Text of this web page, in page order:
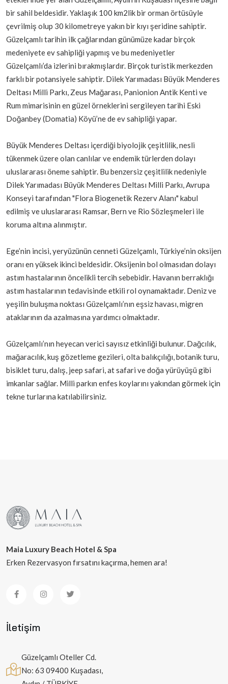
bir sahil beldesidir. Yaklaşık 100 km2lik bir orman örtüsüyle
çevrilmiş olup 30 kilometreye yakın bir kıyı şeridine sahiptir.
Güzelçamlı tarihin ilk çağlarından günümüze kadar birçok
medeniyete ev sahipliği yapmış ve bu medeniyetler
Güzelçamlı’da izlerini bırakmışlardır. Birçok turistik merkezden
farklı bir potansiyele sahiptir. Dilek Yarımadası Büyük Menderes
Deltası Milli Parkı, Zeus Mağarası, Panionion Antik Kenti ve
Rum mimarisinin en güzel örneklerini sergileyen tarihi Eski
Doğanbey (Domatia) Köyü’ne de ev sahipliği yapar.
Büyük Menderes Deltası içerdiği biyolojik çeşitlilik, nesli
tükenmek üzere olan canlılar ve endemik türlerden dolayı
uluslararası öneme sahiptir. Bu benzersiz çeşitlilik nedeniyle
Dilek Yarımadası Büyük Menderes Deltası Milli Parkı, Avrupa
Konseyi tarafından "Flora Biogenetik Rezerv Alanı" kabul
edilmiş ve uluslararası Ramsar, Bern ve Rio Sözleşmeleri ile
koruma altına alınmıştır.
Ege’nin incisi, yeryüzünün cenneti Güzelçamlı, Türkiye’nin oksijen
oranı en yüksek ikinci beldesidir. Oksijenin bol olmasıdan dolayı
astım hastalarının öncelikli tercih sebebidir. Havanın berraklığı
astım hastalarının tedavisinde etkili rol oynamaktadır. Deniz ve
yeşilin buluşma noktası Güzelçamlı’nın eşsiz havası, migren
ataklarının da azalmasına yardımcı olmaktadır.
Güzelçamlı’nın heyecan verici sayısız etkinliği bulunur. Dağcılık,
mağaracılık, kuş gözetleme gezileri, olta balıkçılığı, botanik turu,
bisiklet turu, dalış, jeep safari, at safari ve doğa yürüyüşü gibi
imkanlar sağlar. Milli parkın enfes koylarını yakından görmek için
tekne turlarına katılabilirsiniz.
Maia Luxury Beach Hotel & Spa
Erken Rezervasyon fırsatını kaçırma, hemen ara!
İletişim
Güzelçamlı Oteller Cd.
No: 63 09400 Kuşadası,